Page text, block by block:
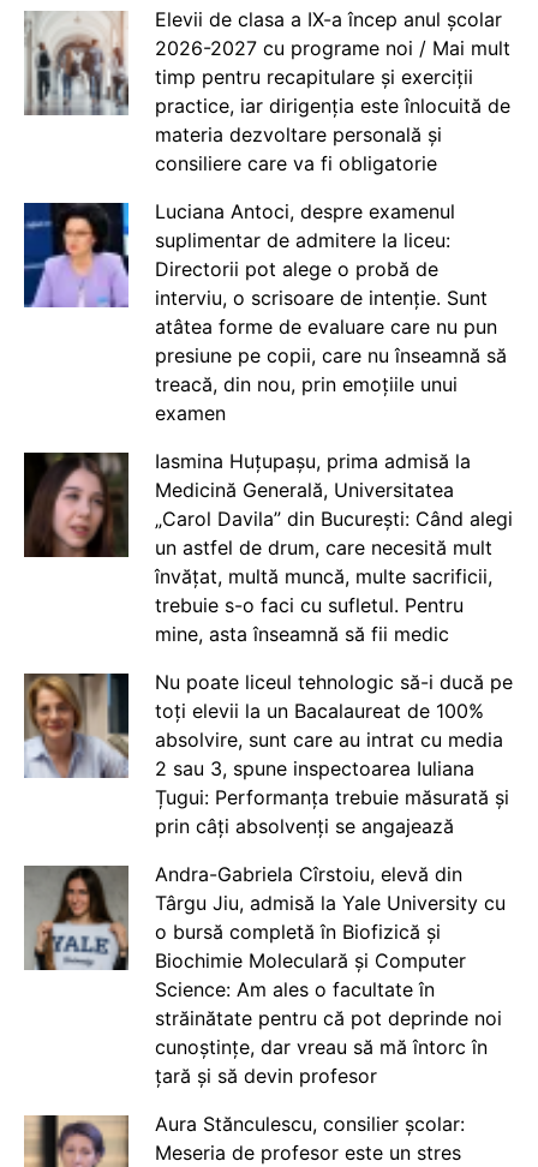
Elevii de clasa a IX-a încep anul școlar
2026-2027 cu programe noi / Mai mult
timp pentru recapitulare și exerciții
practice, iar dirigenția este înlocuită de
materia dezvoltare personală și
consiliere care va fi obligatorie
Luciana Antoci, despre examenul
suplimentar de admitere la liceu:
Directorii pot alege o probă de
interviu, o scrisoare de intenție. Sunt
atâtea forme de evaluare care nu pun
presiune pe copii, care nu înseamnă să
treacă, din nou, prin emoțiile unui
examen
Iasmina Huțupașu, prima admisă la
Medicină Generală, Universitatea
„Carol Davila” din București: Când alegi
un astfel de drum, care necesită mult
învățat, multă muncă, multe sacrificii,
trebuie s-o faci cu sufletul. Pentru
mine, asta înseamnă să fii medic
Nu poate liceul tehnologic să-i ducă pe
toți elevii la un Bacalaureat de 100%
absolvire, sunt care au intrat cu media
2 sau 3, spune inspectoarea Iuliana
Țugui: Performanța trebuie măsurată și
prin câți absolvenți se angajează
Andra-Gabriela Cîrstoiu, elevă din
Târgu Jiu, admisă la Yale University cu
o bursă completă în Biofizică și
Biochimie Moleculară și Computer
Science: Am ales o facultate în
străinătate pentru că pot deprinde noi
cunoștințe, dar vreau să mă întorc în
țară și să devin profesor
Aura Stănculescu, consilier școlar:
Meseria de profesor este un stres